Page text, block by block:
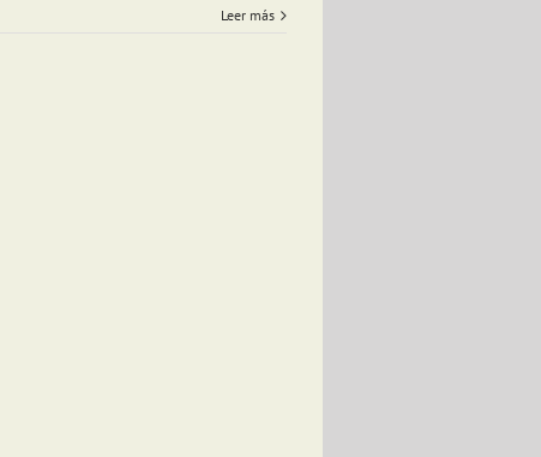
Leer más